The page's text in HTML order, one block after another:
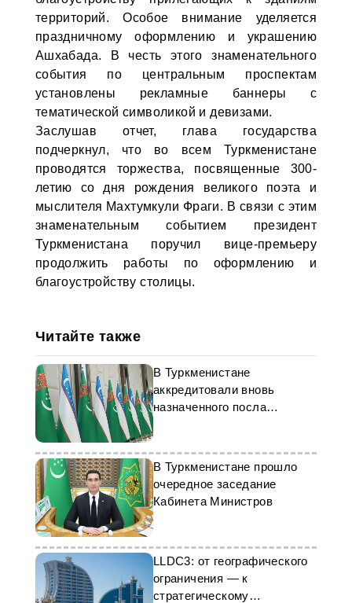
территорий. Особое внимание уделяется
праздничному оформлению и украшению
Ашхабада. В честь этого знаменательного
события по центральным проспектам
установлены рекламные баннеры с
тематической символикой и девизами.
Заслушав отчет, глава государства
подчеркнул, что во всем Туркменистане
проводятся торжества, посвященные 300-
летию со дня рождения великого поэта и
мыслителя Махтумкули Фраги. В связи с этим
знаменательным событием президент
Туркменистана поручил вице-премьеру
продолжить работы по оформлению и
благоустройству столицы.
Читайте также
В Туркменистане
аккредитовали вновь
назначенного посла
В Туркменистане прошло
очередное заседание
Кабинета Министров
LLDC3: от географического
ограничения — к
стратегическому